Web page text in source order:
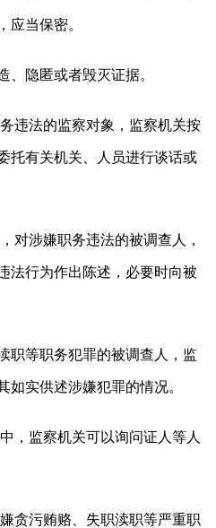
应当保密。
、隐匿或者毁灭证据。
违法的监察对象，监察机关按
托有关机关、人员进行谈话或
对涉嫌职务违法的被调查人，
法行为作出陈述，必要时向被
职等职务犯罪的被调查人，监
如实供述涉嫌犯罪的情况。
，监察机关可以询问证人等人
贪污贿赂、失职渎职等严重职